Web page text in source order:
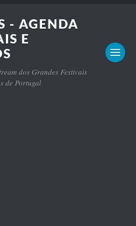
- AGENDA
E
dos Grandes Festivais
de Portugal